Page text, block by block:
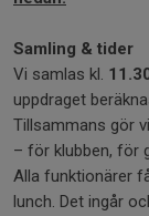
Samling & tider
Vi samlas kl.
uppdraget
Tillsammans gör
– för klubben, för
Alla funktionärer
lunch. Det ingår